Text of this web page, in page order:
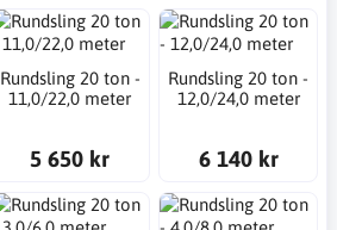
Rundsling 20 ton -
11,0/22,0 meter
5 650 kr
Rundsling 20 ton -
12,0/24,0 meter
6 140 kr